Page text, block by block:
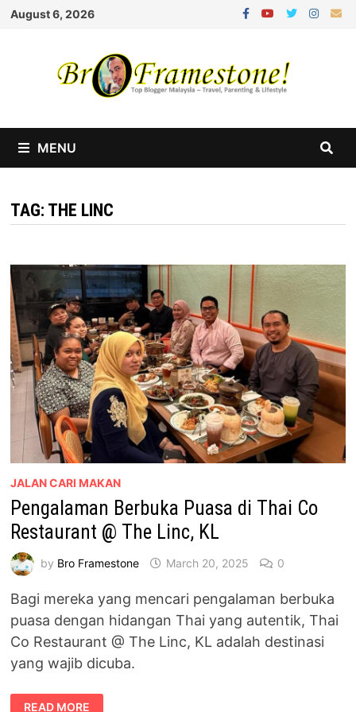
Skip
August 6, 2026
MENU
TAG: THE LINC
JALAN CARI MAKAN
Pengalaman Berbuka Puasa di Thai Co
Restaurant @ The Linc, KL
by Bro Framestone March 20, 2025 0
Bagi mereka yang mencari pengalaman berbuka
puasa dengan hidangan Thai yang autentik, Thai
Co Restaurant @ The Linc, KL adalah destinasi
yang wajib dicuba.
PENGALAMAN
READ MORE